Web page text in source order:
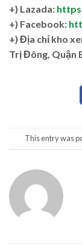
+) Lazada:
+) Facebook:
+) Địa chỉ kho
Trị Đông, Quận
This entry was